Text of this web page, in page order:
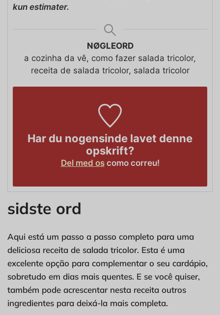
kun estimater.
NØGLEORD
a cozinha da vê, como fazer salada tricolor,
receita de salada tricolor, salada tricolor
Har du nogensinde lavet denne
opskrift?
Del med oscomo correu!
sidste ord
Aqui está um passo a passo completo para uma
deliciosa receita de salada tricolor. Esta é uma
excelente opção para complementar o seu cardápio,
sobretudo em dias mais quentes. E se você quiser,
também pode acrescentar nesta receita outros
ingredientes para deixá-la mais completa.